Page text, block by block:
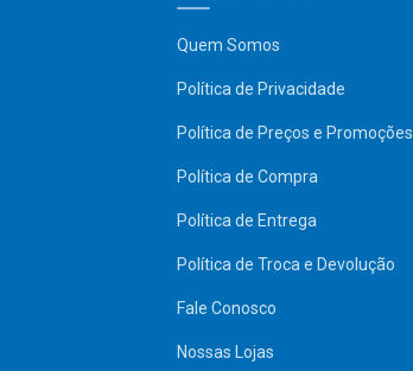
Quem Somos
Política de Privacidade
Política de Preços e Promoções
Política de Compra
Política de Entrega
Política de Troca e Devolução
Fale Conosco
Nossas Lojas